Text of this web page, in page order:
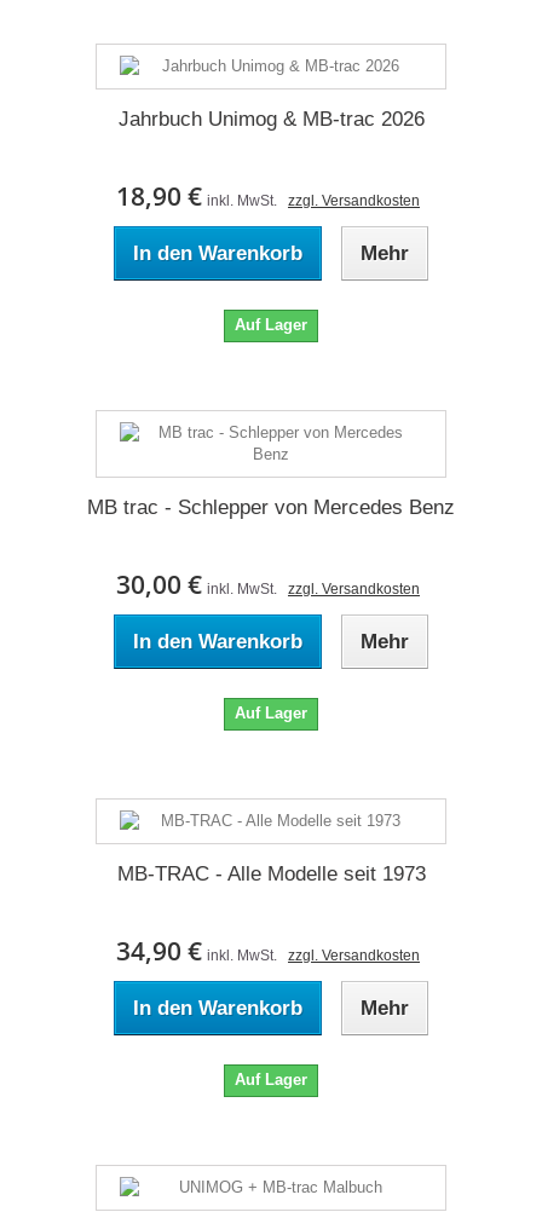
Jahrbuch Unimog & MB-trac 2026
18,90 € inkl. MwSt. zzgl. Versandkosten
In den Warenkorb Mehr
Auf Lager
MB trac - Schlepper von Mercedes Benz
30,00 € inkl. MwSt. zzgl. Versandkosten
In den Warenkorb Mehr
Auf Lager
MB-TRAC - Alle Modelle seit 1973
34,90 € inkl. MwSt. zzgl. Versandkosten
In den Warenkorb Mehr
Auf Lager